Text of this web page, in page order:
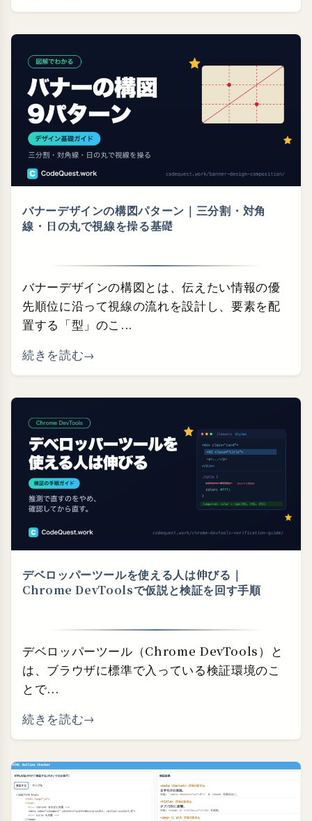
バナーデザインの構図パターン｜三分割・⁠対角
線・⁠日の丸で視線を操る基礎
バナーデザインの構図とは、伝えたい情報の優
先順位に沿って視線の流れを設計し、要素を配
置する「型」のこ...
続きを読む
デベロッパーツールを使える人は伸びる｜
Chrome DevToolsで仮説と検証を回す手順
デベロッパーツール（Chrome DevTools）と
は、ブラウザに標準で入っている検証環境のこ
とで...
続きを読む